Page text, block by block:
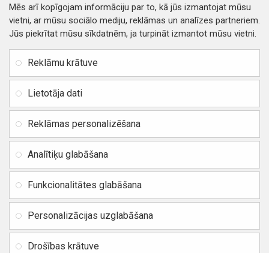
Kontakti
Distances līgums
Privātuma politika
Preču un naudas atgriešana
Piegādes un apmaksa
Vietnes karte
Rekvizīti
Jur. adrese: Zasulauka iela
Reģ. Nr. 40103717618,
BIC / SWIFT: HABALV22
TEl.: +371 20219155
E-pasts:info@mobipart.eu
Autortiesības © 2021, MOBIPART.EU, Visas tiesības aizsargātas
Mēs arī kopīgojam informāciju par to, kā jūs izmantojat mūsu
vietni, ar mūsu sociālo mediju, reklāmas un analīzes partneriem.
Jūs piekrītat mūsu sīkdatnēm, ja turpināt izmantot mūsu vietni.
Reklāmu krātuve
Lietotāja dati
Reklāmas personalizēšana
Analītiķu glabāšana
Funkcionalitātes glabāšana
Personalizācijas uzglabāšana
Drošības krātuve